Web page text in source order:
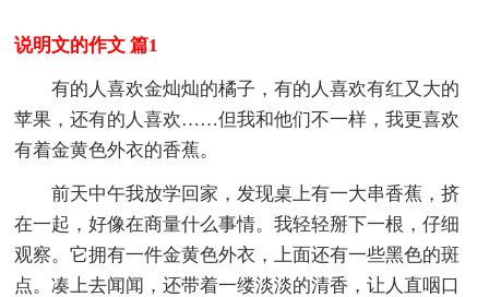
说明文的作文 篇1
有的人喜欢金灿灿的橘子，有的人喜欢有红又大的
苹果，还有的人喜欢……但我和他们不一样，我更喜欢
有着金黄色外衣的香蕉。
前天中午我放学回家，发现桌上有一大串香蕉，挤
在一起，好像在商量什么事情。我轻轻掰下一根，仔细
观察。它拥有一件金黄色外衣，上面还有一些黑色的斑
点。凑上去闻闻，还带着一缕淡淡的清香，让人直咽口